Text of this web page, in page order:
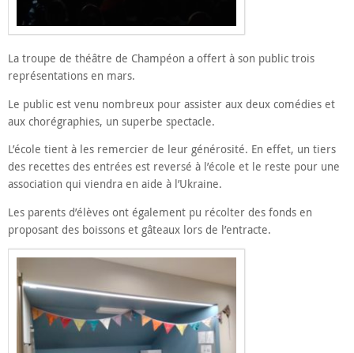
La troupe de théâtre de Champéon a offert à son public trois
représentations en mars.
Le public est venu nombreux pour assister aux deux comédies et
aux chorégraphies, un superbe spectacle.
L’école tient à les remercier de leur générosité. En effet, un tiers
des recettes des entrées est reversé à l’école et le reste pour une
association qui viendra en aide à l’Ukraine.
Les parents d’élèves ont également pu récolter des fonds en
proposant des boissons et gâteaux lors de l’entracte.